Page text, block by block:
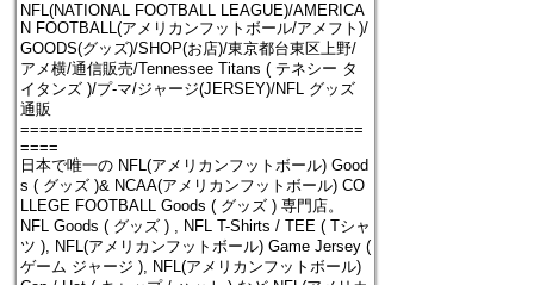
NFL(NATIONAL FOOTBALL LEAGUE)/AMERICA
N FOOTBALL(アメリカンフットボール/アメフト)/
GOODS(グッズ)/SHOP(お店)/東京都台東区上野/
アメ横/通信販売/Tennessee Titans ( テネシー タ
イタンズ )/プ-マ/ジャージ(JERSEY)/NFL グッズ
通販
====================================
====
日本で唯一の NFL(アメリカンフットボール) Good
s ( グッズ )& NCAA(アメリカンフットボール) CO
LLEGE FOOTBALL Goods ( グッズ ) 専門店。
NFL Goods ( グッズ ) , NFL T-Shirts / TEE ( Tシャ
ツ ), NFL(アメリカンフットボール) Game Jersey (
ゲーム ジャージ ), NFL(アメリカンフットボール)